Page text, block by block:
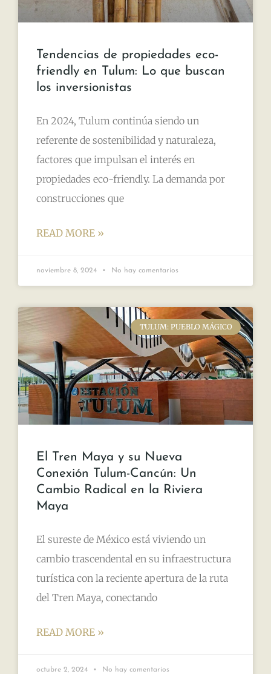
Tendencias de propiedades eco-
friendly en Tulum: Lo que buscan
los inversionistas
En 2024, Tulum continúa siendo un
referente de sostenibilidad y naturaleza,
factores que impulsan el interés en
propiedades eco-friendly. La demanda por
construcciones que
READ MORE »
noviembre 8, 2024 No hay comentarios
TULUM: PUEBLO MÁGICO
El Tren Maya y su Nueva
Conexión Tulum-Cancún: Un
Cambio Radical en la Riviera
Maya
El sureste de México está viviendo un
cambio trascendental en su infraestructura
turística con la reciente apertura de la ruta
del Tren Maya, conectando
READ MORE »
octubre 2, 2024 No hay comentarios